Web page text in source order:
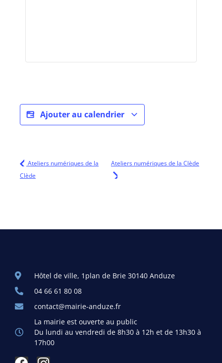
Ajouter au calendrier
Ateliers numériques de la
Clède
Ateliers numériques de la Clède
Hôtel de ville, 1plan de Brie 30140 Anduze
04 66 61 80 08
contact@mairie-anduze.fr
La mairie est ouverte au public
Du lundi au vendredi de 8h30 à 12h et de 13h30 à
17h00